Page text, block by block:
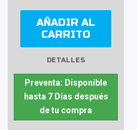
AÑADIR AL
CARRITO
DETALLES
Preventa: Disponible
hasta 7 Días después
de tu compra